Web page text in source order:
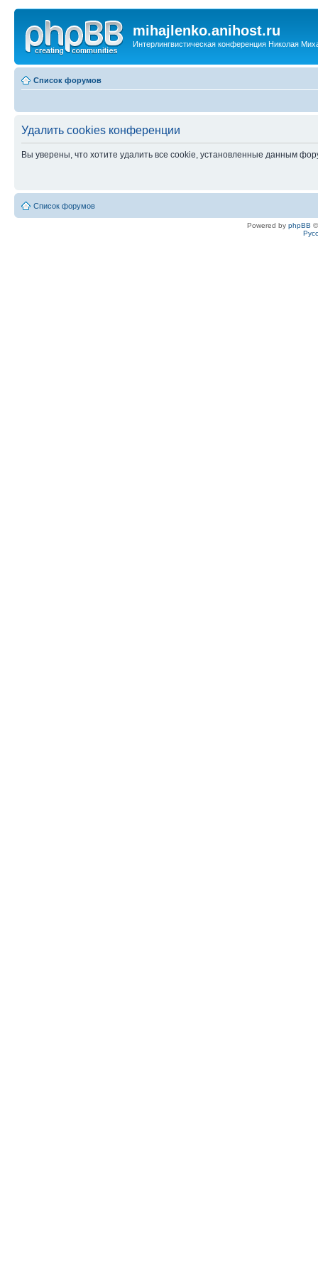
mihajlenko.anihost.ru
Интерлингвистическая конференция Николая
Список форумов
Удалить cookies конференции
Вы уверены, что хотите удалить все cookie, установленные данным
Список форумов
Powered by phpBB